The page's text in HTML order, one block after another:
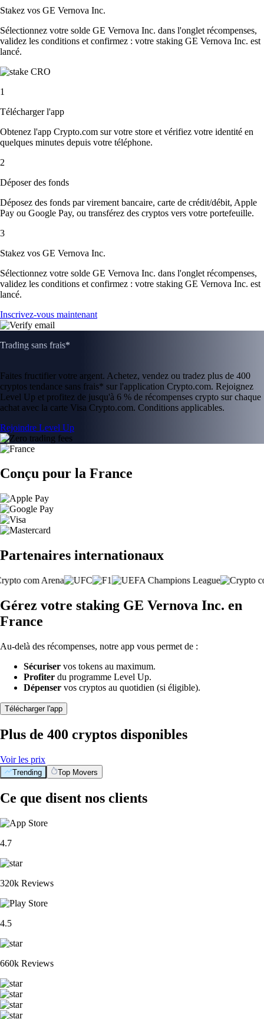
Stakez vos GE Vernova Inc.
Sélectionnez votre solde GE Vernova Inc. dans l'onglet récompenses,
validez les conditions et confirmez : votre staking GE Vernova Inc. est
lancé.
1
Télécharger l'app
Obtenez l'app Crypto.com sur votre store et vérifiez votre identité en
quelques minutes depuis votre téléphone.
2
Déposer des fonds
Déposez des fonds par virement bancaire, carte de crédit/débit, Apple
Pay ou Google Pay, ou transférez des cryptos vers votre portefeuille.
3
Stakez vos GE Vernova Inc.
Sélectionnez votre solde GE Vernova Inc. dans l'onglet récompenses,
validez les conditions et confirmez : votre staking GE Vernova Inc. est
lancé.
Inscrivez-vous maintenant
Trading sans frais*
Faites fructifier votre argent. Achetez, vendez ou tradez plus de 400
cryptos tendance sans frais* sur l'application Crypto.com. Rejoignez
Level Up et profitez de jusqu'à 6 % de récompenses crypto sur chaque
achat avec la carte Visa Crypto.com. Conditions applicables.
Rejoindre Level Up
Conçu pour la France
Partenaires internationaux
Gérez votre staking GE Vernova Inc. en
France
Au-delà des récompenses, notre app vous permet de :
Sécuriser vos tokens au maximum.
Profiter du programme Level Up.
Dépenser vos cryptos au quotidien (si éligible).
Télécharger l'app
Plus de 400 cryptos disponibles
Voir les prix
Trending Top Movers
Ce que disent nos clients
4.7
320k Reviews
4.5
660k Reviews